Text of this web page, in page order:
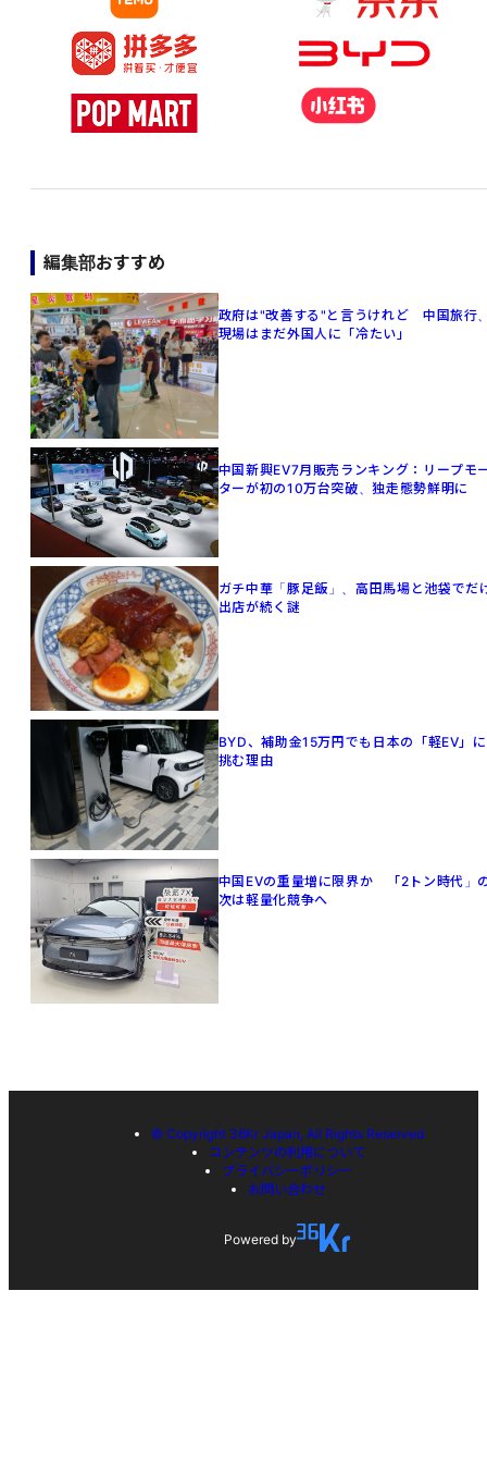
編集部おすすめ
政府は"改善する"と言うけれど 中国旅行
現場はまだ外国人に「冷たい」
中国新興EV7月販売ランキング：リープモ
ターが初の10万台突破、独走態勢鮮明に
ガチ中華「豚足飯」、高田馬場と池袋でだ
出店が続く謎
BYD、補助金15万円でも日本の「軽EV」に
挑む理由
中国EVの重量増に限界か 「2トン時代」
次は軽量化競争へ
© Copyright 36Kr Japan, All Rights Reserved
コンテンツの利用について
プライバシーポリシー
お問い合わせ
Powered by